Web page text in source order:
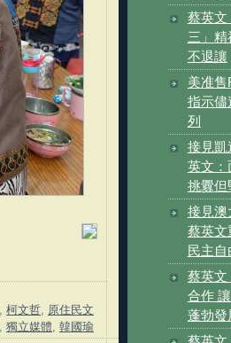
柯文哲
原住民文
獨立媒體 韓國瑜
蔡英文
三」精
不退讓
美准售
指示儘
列
接見凱
英文：
挑釁但
接見澳
蔡英文
民主自
蔡英文
合作
蓬勃發